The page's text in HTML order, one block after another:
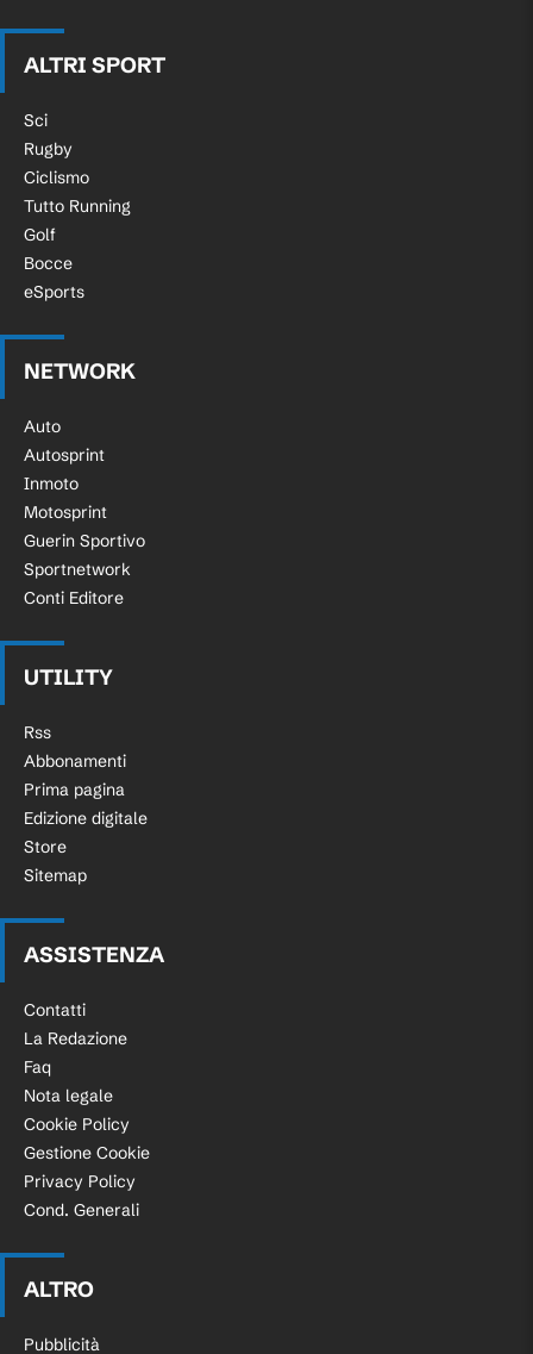
ALTRI SPORT
Sci
Rugby
Ciclismo
Tutto Running
Golf
Bocce
eSports
NETWORK
Auto
Autosprint
Inmoto
Motosprint
Guerin Sportivo
Sportnetwork
Conti Editore
UTILITY
Rss
Abbonamenti
Prima pagina
Edizione digitale
Store
Sitemap
ASSISTENZA
Contatti
La Redazione
Faq
Nota legale
Cookie Policy
Gestione Cookie
Privacy Policy
Cond. Generali
ALTRO
Pubblicità